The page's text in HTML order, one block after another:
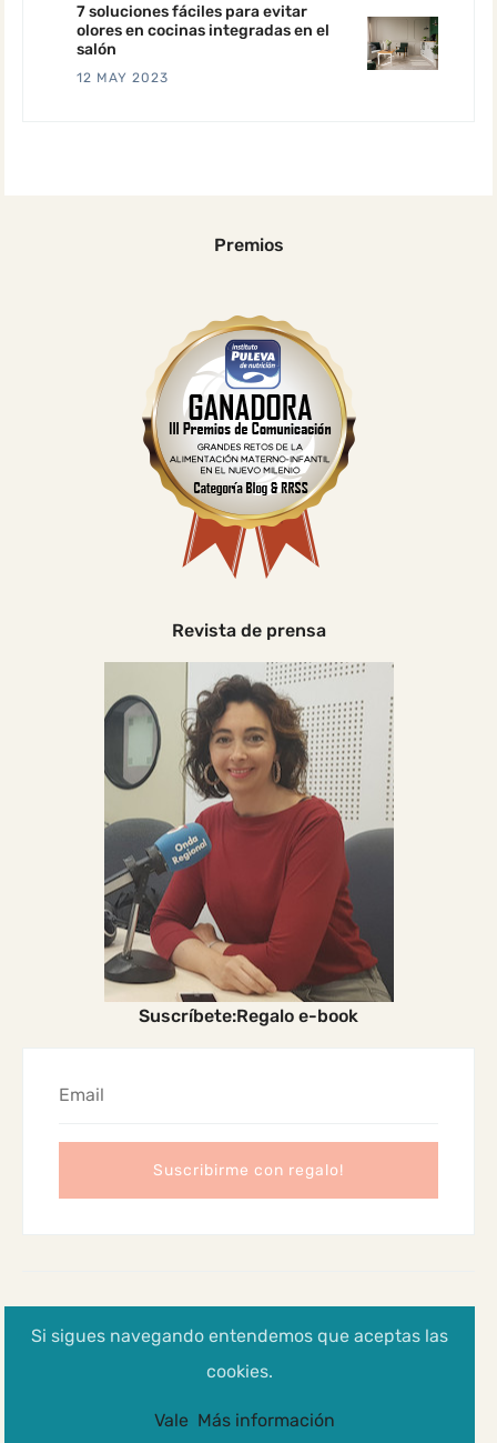
7 soluciones fáciles para evitar
olores en cocinas integradas en el
salón
12 MAY 2023
Premios
Revista de prensa
Suscríbete:Regalo e-book
Aviso legal, Política de privacidad y cookies
Si sigues navegando entendemos que aceptas las
cookies.
Vale Más información